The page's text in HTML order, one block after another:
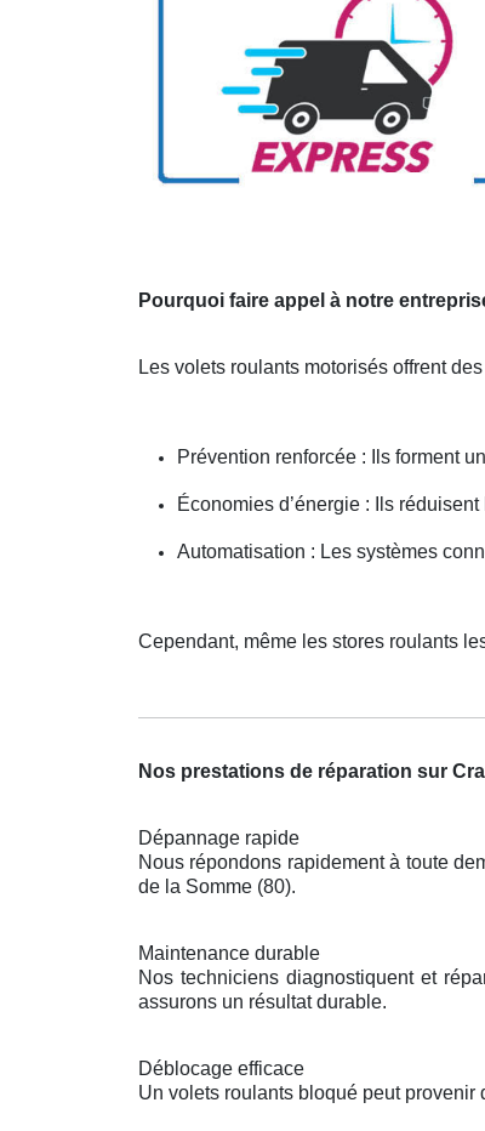
Pourquoi faire appel à notre
Les volets roulants motorisés offrent
Prévention renforcée : Ils forment
Économies d’énergie : Ils
Automatisation : Les systèmes
Cependant, même les stores roulants
Nos prestations de réparation sur
Dépannage rapide
Nous répondons rapidement à toute
de la Somme (80).
Maintenance durable
Nos techniciens diagnostiquent et
assurons un résultat durable.
Déblocage efficace
Un volets roulants bloqué peut provenir